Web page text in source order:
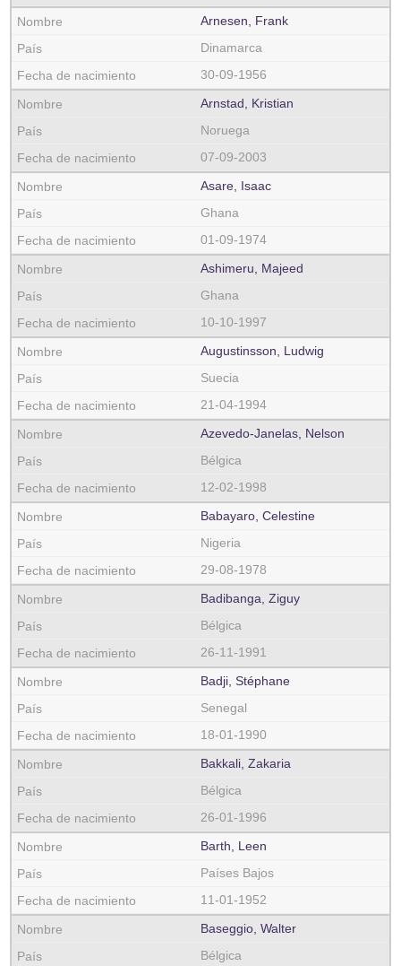
Arnesen, Frank
Dinamarca
30-09-1956
Arnstad, Kristian
Noruega
07-09-2003
Asare, Isaac
Ghana
01-09-1974
Ashimeru, Majeed
Ghana
10-10-1997
Augustinsson, Ludwig
Suecia
21-04-1994
Azevedo-Janelas, Nelson
Bélgica
12-02-1998
Babayaro, Celestine
Nigeria
29-08-1978
Badibanga, Ziguy
Bélgica
26-11-1991
Badji, Stéphane
Senegal
18-01-1990
Bakkali, Zakaria
Bélgica
26-01-1996
Barth, Leen
Países Bajos
11-01-1952
Baseggio, Walter
Bélgica